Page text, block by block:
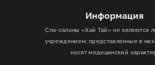
Информация
Спа-салоны «Хай Тай» не являются
учреждением, представленные в них
носят медицинский